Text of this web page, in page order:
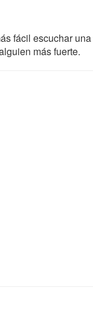
fácil escuchar
más fuerte.